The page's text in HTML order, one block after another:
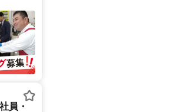
員・